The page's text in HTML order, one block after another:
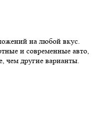
на любой вкус.
и современные авто,
чем другие варианты.